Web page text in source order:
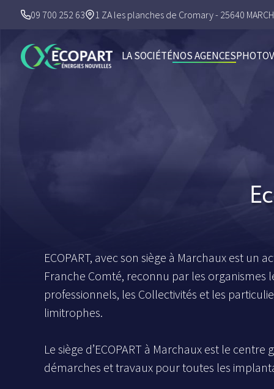
09 700 252 63 1 ZA les planches de Cromary - 25640
LA SOCIÉTÉNOS AGENCES
ECOPART, avec son siège à Marchaux est
Franche Comté, reconnu par les organismes
professionnels, les Collectivités et les
limitrophes.
Le siège d’ECOPART à Marchaux est le
démarches et travaux pour toutes les